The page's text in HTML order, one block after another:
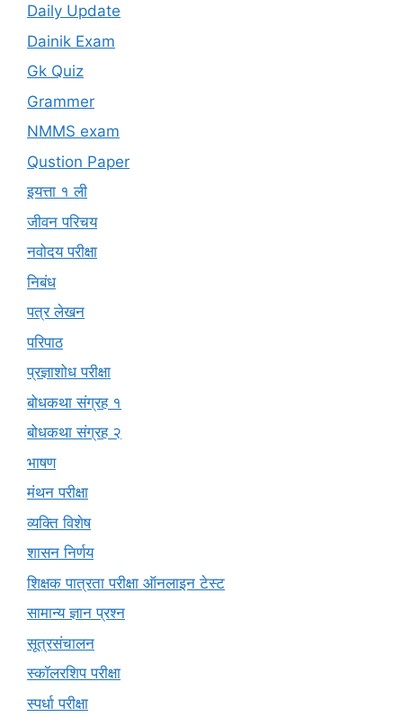
Daily Update
Dainik Exam
Gk Quiz
Grammer
NMMS exam
Qustion Paper
इयत्ता १ ली
जीवन परिचय
नवोदय परीक्षा
निबंध
पत्र लेखन
परिपाठ
प्रज्ञाशोध परीक्षा
बोधकथा संग्रह १
बोधकथा संग्रह २
भाषण
मंथन परीक्षा
व्यक्ति विशेष
शासन निर्णय
शिक्षक पात्रता परीक्षा ऑनलाइन टेस्ट
सामान्य ज्ञान प्रश्न
सूत्रसंचालन
स्कॉलरशिप परीक्षा
स्पर्धा परीक्षा